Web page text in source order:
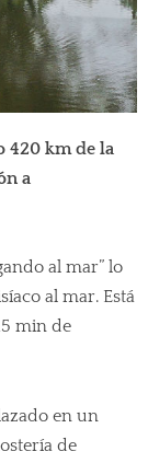
420 km de la
a
al mar” lo
al mar. Está
min de
en un
de